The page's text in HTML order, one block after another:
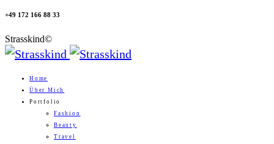
+49 172 166 88 33
Strasskind©
Home
Über Mich
Portfolio
Fashion
Beauty
Travel